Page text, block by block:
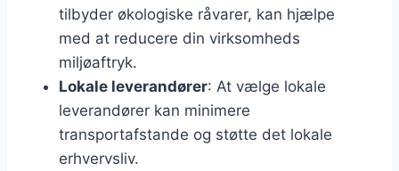
tilbyder økologiske råvarer, kan hjælpe
med at reducere din virksomheds
miljøaftryk.
Lokale leverandører: At vælge lokale
leverandører kan minimere
transportafstande og støtte det lokale
erhvervsliv.